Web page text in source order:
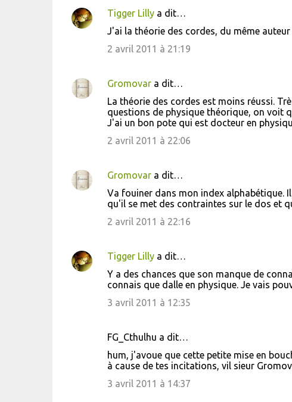
Tigger Lillya dit…
J'ai la théorie des cordes, du même
2 avril 2011 à 21:19
Gromovara dit…
La théorie des cordes est moins réussi.
questions de physique théorique, on voit
J'ai un bon pote qui est docteur en
2 avril 2011 à 22:06
Gromovara dit…
Va fouiner dans mon index alphabétique.
qu'il se met des contraintes sur le dos et
2 avril 2011 à 22:16
Tigger Lillya dit…
Y a des chances que son manque de
connais que dalle en physique. Je vais
3 avril 2011 à 12:35
FG_Cthulhu a dit…
hum, j'avoue que cette petite mise en
à cause de tes incitations, vil sieur
3 avril 2011 à 14:37